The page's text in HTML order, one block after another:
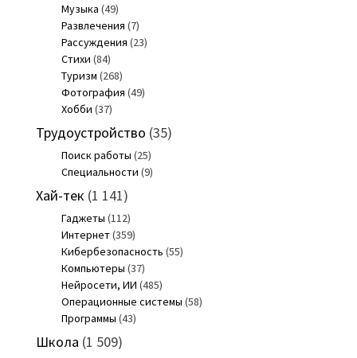
Музыка (49)
Развлечения (7)
Рассуждения (23)
Стихи (84)
Туризм (268)
Фотография (49)
Хобби (37)
Трудоустройство (35)
Поиск работы (25)
Специальности (9)
Хай-тек (1 141)
Гаджеты (112)
Интернет(359)
Кибербезопасность (55)
Компьютеры (37)
Нейросети, ИИ (485)
Операционные системы (58)
Программы (43)
Школа (1 509)